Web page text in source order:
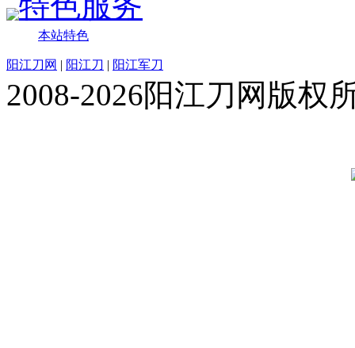
本站特色
阳江刀网 | 阳江刀 | 阳江军刀
2008-2026阳江刀网版权